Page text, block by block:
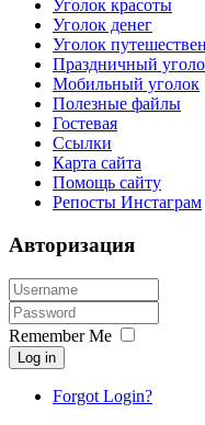
Уголок красоты
Уголок денег
Уголок
Праздничный
Мобильный уголок
Полезные файлы
Гостевая
Ссылки
Карта сайта
Помощь сайту
Репосты Инстаграм
Авторизация
Remember Me
Log in
Forgot Login?